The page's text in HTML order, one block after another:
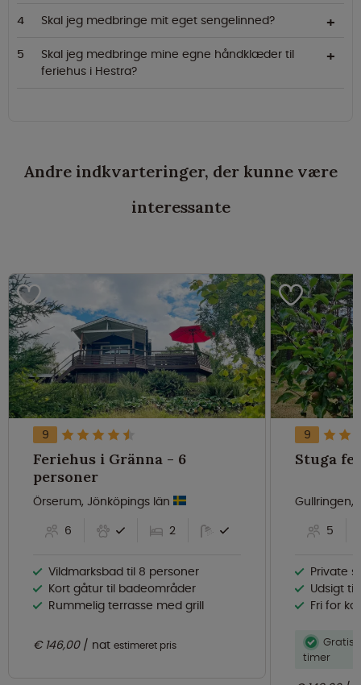
Skal jeg medbringe mit eget sengelinned?
Skal jeg medbringe mine egne håndklæder til
feriehus i Hestra?
Andre indkvarteringer, der kunne være
interessante
9
Feriehus i Gränna - 6
personer
Örserum, Jönköpings län
6
2
Vildmarksbad til 8 personer
Kort gåtur til badeområder
Rummelig terrasse med grill
€ 146,00 nat estimeret pris
9
Gullringen,
5
Private
Udsigt til
Fri for
Gratis
timer